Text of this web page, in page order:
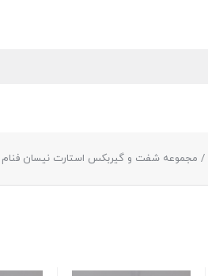
/ مجموعه شفت و گیربکس استارت نیسان فنام